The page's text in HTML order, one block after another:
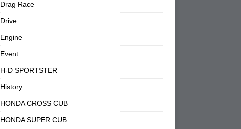
Drag Race
Drive
Engine
Event
H-D SPORTSTER
History
HONDA CROSS CUB
HONDA SUPER CUB